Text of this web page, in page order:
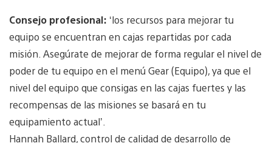
Consejo profesional: ‘los recursos para mejorar tu
equipo se encuentran en cajas repartidas por cada
misión. Asegúrate de mejorar de forma regular el nivel de
poder de tu equipo en el menú Gear (Equipo), ya que el
nivel del equipo que consigas en las cajas fuertes y las
recompensas de las misiones se basará en tu
equipamiento actual’.
Hannah Ballard, control de calidad de desarrollo de